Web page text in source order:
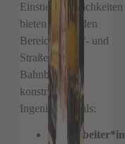
Einstiegsmöglichkeiten
bieten sich in den
Bereichen Tief- und
Straßenbau,
Bahnbau und
konstruktiver
Ingenieurbau als:
Facharbeiter*in